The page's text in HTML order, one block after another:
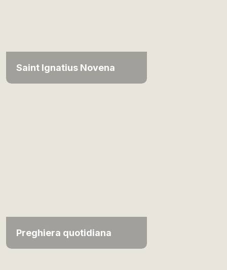
Saint Ignatius Novena
Preghiera quotidiana